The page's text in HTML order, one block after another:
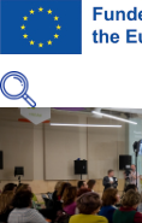
Mergi
principal